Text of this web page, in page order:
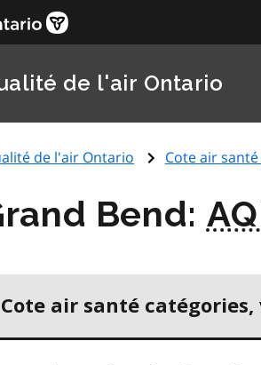
de l'air Ontario
de l'air Ontario Cote air santé
Bend:
Cote air santé